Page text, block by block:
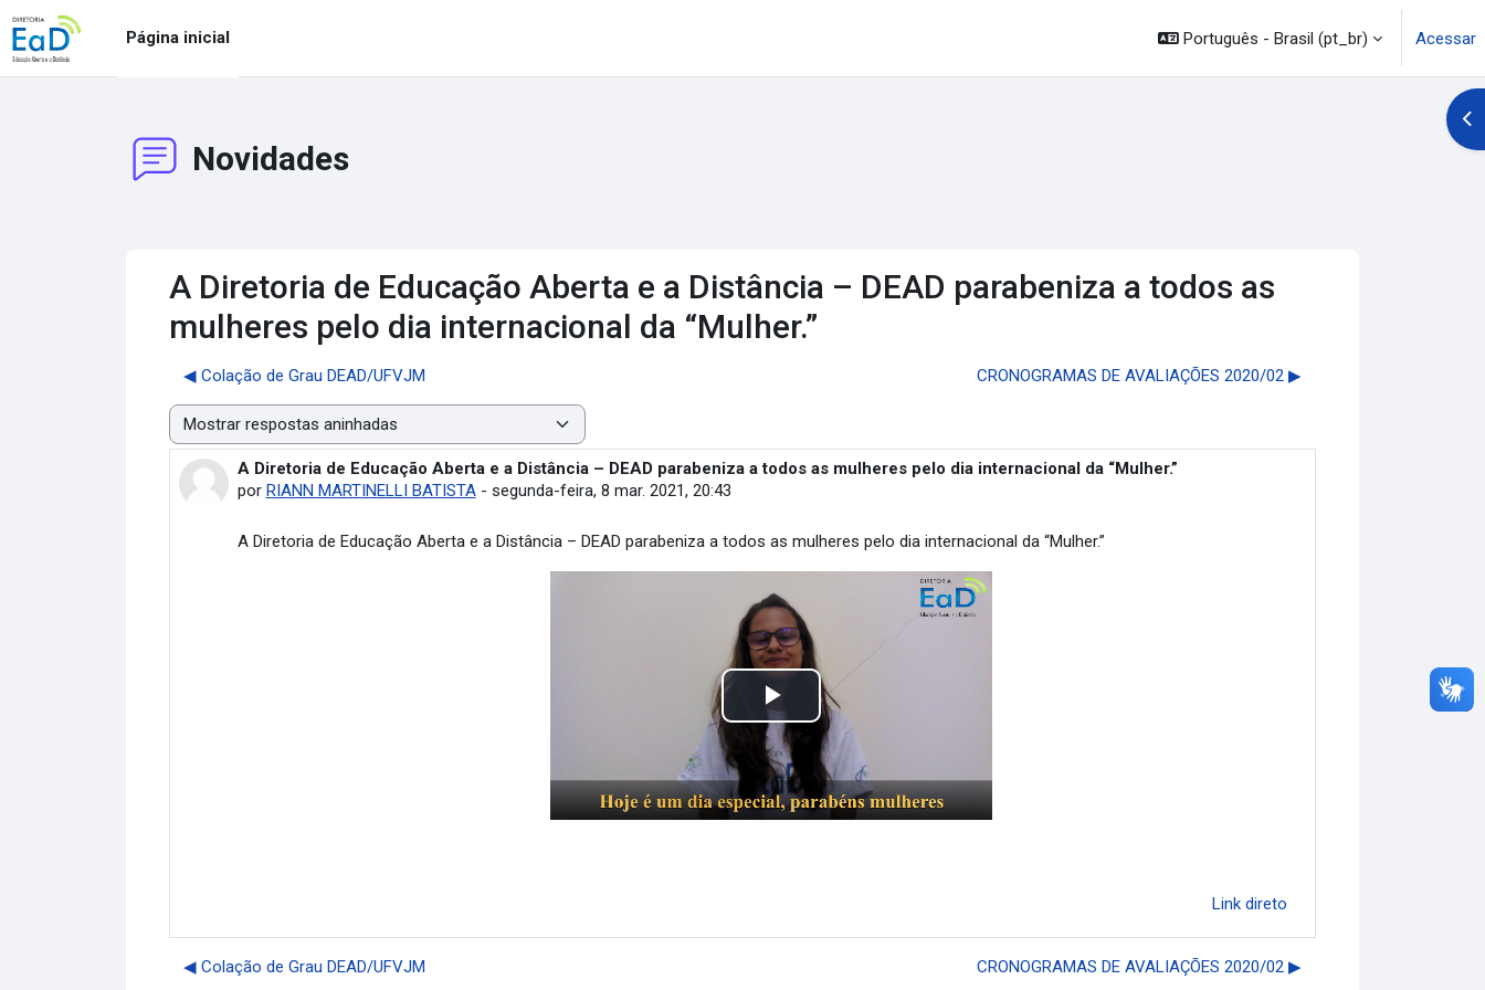
Ir para o conteúdo principal
Página inicial
Português - Brasil ‎(pt_br)‎ Acessar
Novidades
A Diretoria de Educação Aberta e a Distância – DEAD parabeniza a todos as
mulheres pelo dia internacional da “Mulher.”
◀︎ Colação de Grau DEAD/UFVJM CRONOGRAMAS DE AVALIAÇÕES 2020/02 ▶︎
Modo de visualização
A Diretoria de Educação Aberta e a Distância – DEAD parabeniza a todos as mulheres pelo dia internacional da “Mulher.”
por RIANN MARTINELLI BATISTA- segunda-feira, 8 mar. 2021, 20:43
Número de respostas: 0
A Diretoria de Educação Aberta e a Distância – DEAD parabeniza a todos as mulheres pelo dia internacional da “Mulher.”
Tocar
Vídeo
Link direto
◀︎ Colação de Grau DEAD/UFVJM CRONOGRAMAS DE AVALIAÇÕES 2020/02 ▶︎